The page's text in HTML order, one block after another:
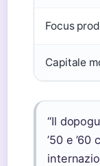
Focus
Capitale
“Il
’50 e